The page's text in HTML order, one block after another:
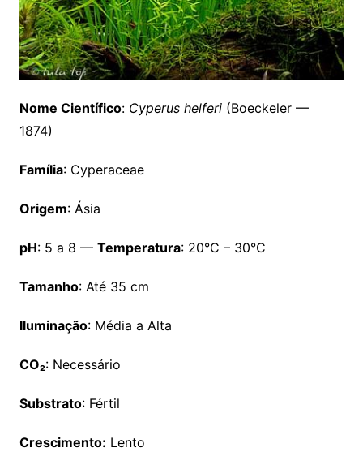
Nome Científico: Cyperus helferi(Boeckeler —
1874)
Família: Cyperaceae
Origem: Ásia
pH: 5 a 8 — Temperatura: 20°C – 30°C
Tamanho: Até 35 cm
Iluminação: Média a Alta
CO₂: Necessário
Substrato: Fértil
Crescimento: Lento